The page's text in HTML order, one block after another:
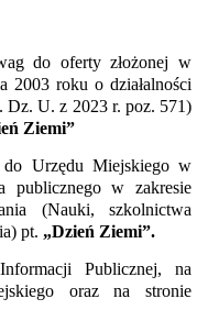
do oferty złożonej w
2003 roku o działalności
Dz. U. z 2023 r. poz. 571)
Ziemi”
Urzędu Miejskiego w
publicznego w zakresie
(Nauki, szkolnictwa
pt. „Dzień Ziemi”.
Publicznej, na
oraz na stronie